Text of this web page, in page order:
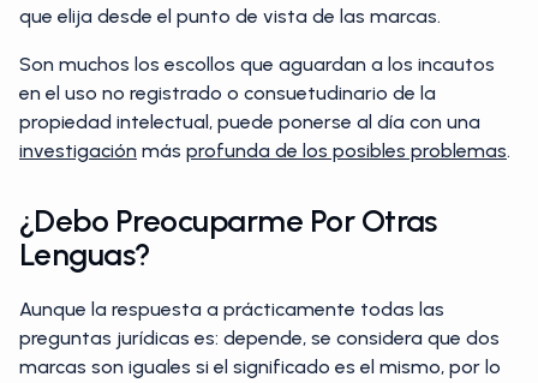
que elija desde el punto de vista de las marcas.
Son muchos los escollos que aguardan a los incautos
en el uso no registrado o consuetudinario de la
propiedad intelectual, puede ponerse al día con una
investigación más profunda de los posibles problemas.
¿Debo Preocuparme Por Otras
Lenguas?
Aunque la respuesta a prácticamente todas las
preguntas jurídicas es: depende, se considera que dos
marcas son iguales si el significado es el mismo, por lo